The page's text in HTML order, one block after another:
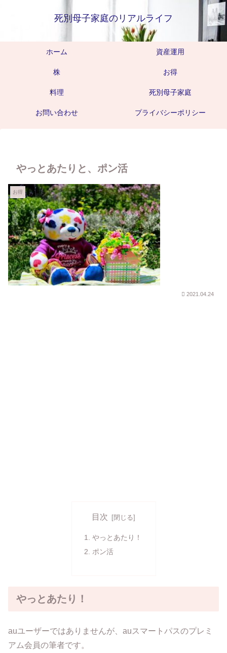
死別母子家庭のリアルライフ
ホーム 資産運用
株 お得
料理 死別母子家庭
お問い合わせ プライバシーポリシー
やっとあたりと、ポン活
お得
2021.04.24
目次
やっとあたり！
ポン活
やっとあたり！
auユーザーではありませんが、auスマートパスのプレミ
アム会員の筆者です。